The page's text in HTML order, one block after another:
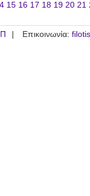
15 16 17 18 19 20 21
Επικοινωνία: